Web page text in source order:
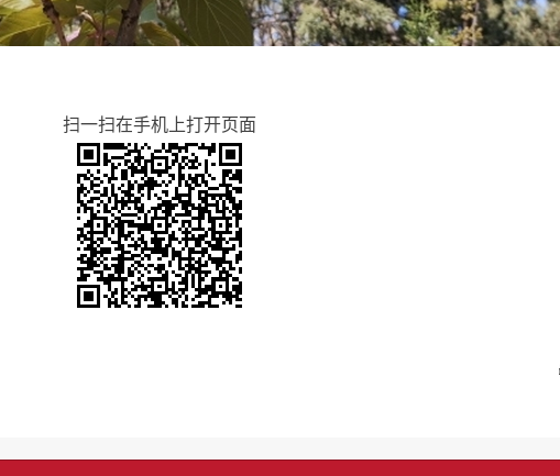
扫一扫在手机上打开页面